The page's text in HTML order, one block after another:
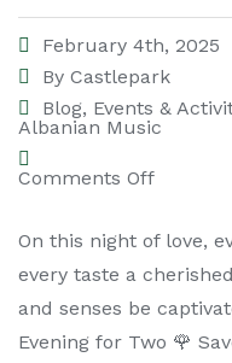
February 4th, 2025
By Castlepark
Blog, Events &
Albanian Music
Comments Off
On this night of love,
every taste a
and senses be
Evening for Two 🌹